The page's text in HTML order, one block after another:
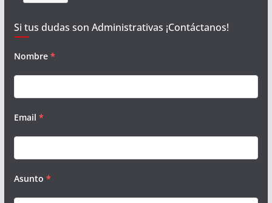
Si tus dudas son Administrativas ¡Contáctanos!
Nombre *
Email *
Asunto *